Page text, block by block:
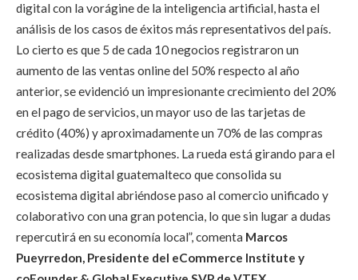
digital con la vorágine de la inteligencia artificial, hasta el
análisis de los casos de éxitos más representativos del país.
Lo cierto es que 5 de cada 10 negocios registraron un
aumento de las ventas online del 50% respecto al año
anterior, se evidenció un impresionante crecimiento del 20%
en el pago de servicios, un mayor uso de las tarjetas de
crédito (40%) y aproximadamente un 70% de las compras
realizadas desde smartphones. La rueda está girando para el
ecosistema digital guatemalteco que consolida su
ecosistema digital abriéndose paso al comercio unificado y
colaborativo con una gran potencia, lo que sin lugar a dudas
repercutirá en su economía local”, comenta Marcos
Pueyrredon, Presidente del eCommerce Institute y